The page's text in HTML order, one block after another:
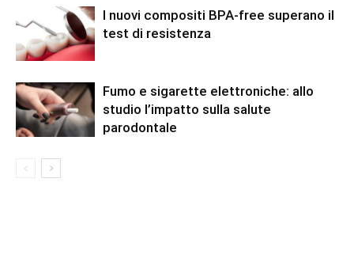
I nuovi compositi BPA-free superano il
test di resistenza
Fumo e sigarette elettroniche: allo
studio l’impatto sulla salute
parodontale